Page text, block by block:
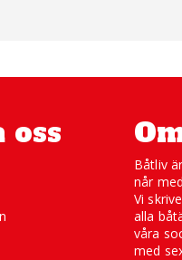
oss
Båtliv
når
Vi
alla
våra
med